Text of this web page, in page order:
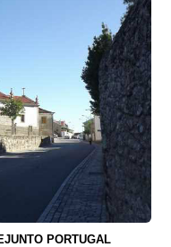
PORTUGAL